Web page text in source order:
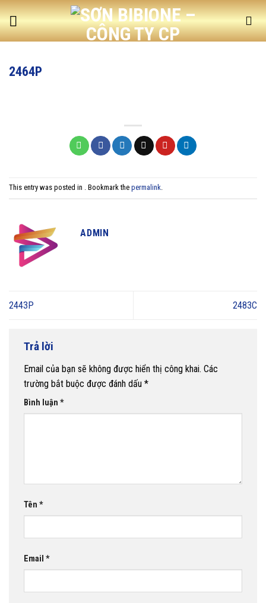
Skip
content
2464P
This entry was posted in . Bookmark the permalink.
ADMIN
2443P 2483C
Trả lời
Email của bạn sẽ không được hiển thị công khai. Các
trường bắt buộc được đánh dấu *
Bình luận *
Tên *
Email *